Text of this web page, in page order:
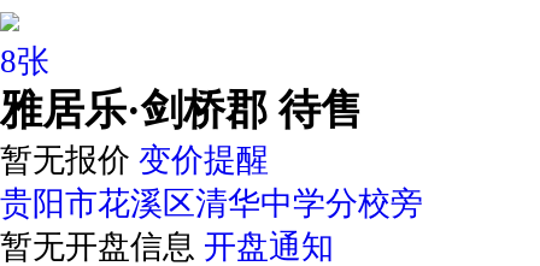
8张
雅居乐·剑桥郡待售
暂无报价 变价提醒
贵阳市花溪区清华中学分校旁
暂无开盘信息 开盘通知